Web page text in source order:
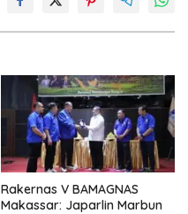
Rakernas V BAMAGNAS
Makassar: Japarlin Marbun